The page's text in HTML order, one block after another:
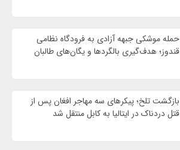
حمله موشکی جبهه آزادی به فرودگاه نظامی
قندوز؛ هدف‌گیری بالگردها و یگان‌های طالبان
بازگشت تلخ؛ پیکرهای سه مهاجر افغان پس از
قتل دردناک در ایتالیا به کابل منتقل شد